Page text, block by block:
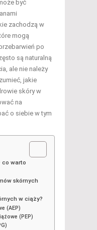
być
zachodzą w
mogą
po
są naturalną
ale nie należy
jakie
skóry w
na
o siebie w tym
co warto
skórnych
w ciąży?
(AEP)
(PEP)